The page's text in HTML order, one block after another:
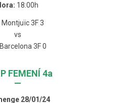
18:00h
Montjuïc 3F 3
vs
3F 0
FEMENÍ 4a
—
28/01/24